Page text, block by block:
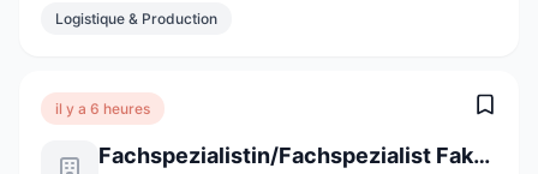
Logistique & Production
il y a 6 heures
Fachspezialistin/Fachspezialist Fakturierung (a) 80-100%